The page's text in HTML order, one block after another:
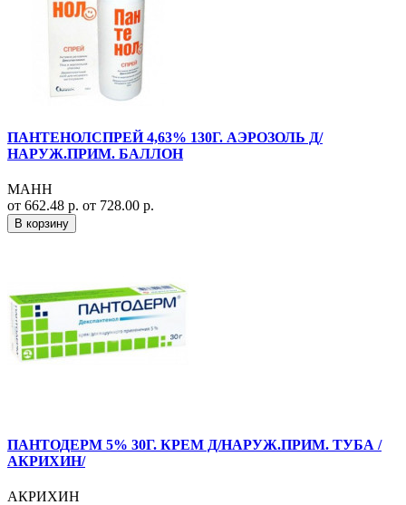
ПАНТЕНОЛСПРЕЙ 4,63% 130Г. АЭРОЗОЛЬ Д/
НАРУЖ.ПРИМ. БАЛЛОН
МАНН
от 662.48 р. от 728.00 р.
В корзину
ПАНТОДЕРМ 5% 30Г. КРЕМ Д/НАРУЖ.ПРИМ. ТУБА /
АКРИХИН/
АКРИХИН